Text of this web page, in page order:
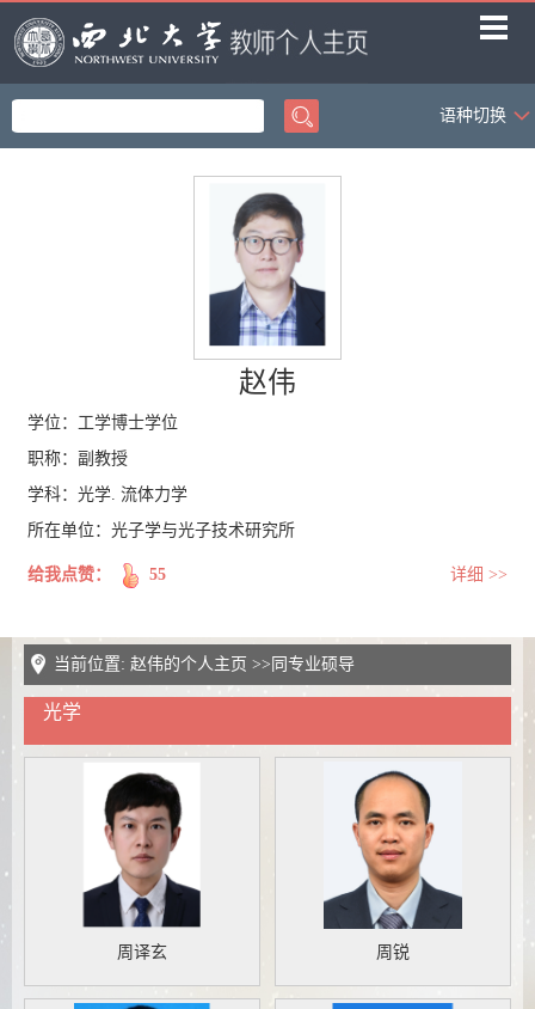
首页
语种切换
赵伟
学位：工学博士学位
职称：副教授
学科：光学. 流体力学
所在单位：光子学与光子技术研究所
给我点赞： 55 详细 >>
当前位置: 赵伟的个人主页 >>同专业硕导
光学
周译玄 周锐